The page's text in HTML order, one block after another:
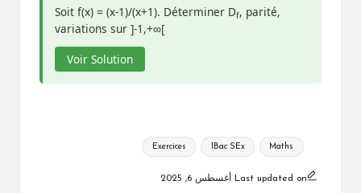
Soit f(x) = (x-1)/(x+1). Déterminer Df, parité,
variations sur ]-1,+∞[
Voir Solution
Tags:
Exercices 1Bac SEx Maths
Last updated on أغسطس 6, 2025